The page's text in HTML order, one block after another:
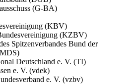
(G-BA)
(KBV)
(KZBV)
Spitzenverbandes Bund der
Deutschland e. V. (TI)
e. V. (vdek)
e. V. (vzbv)